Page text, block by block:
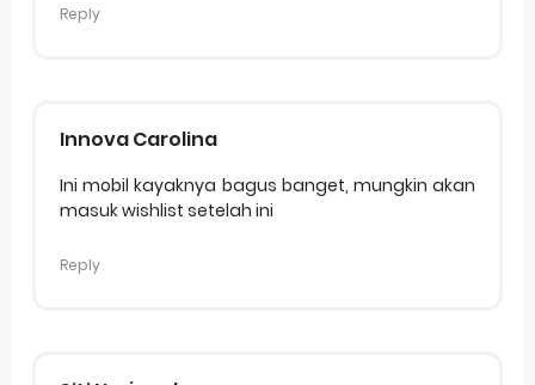
Reply
Innova Carolina
Ini mobil kayaknya bagus banget, mungkin akan
masuk wishlist setelah ini
Reply